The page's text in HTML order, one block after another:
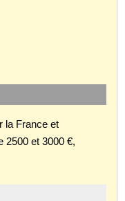
la France et
2500 et 3000 €,